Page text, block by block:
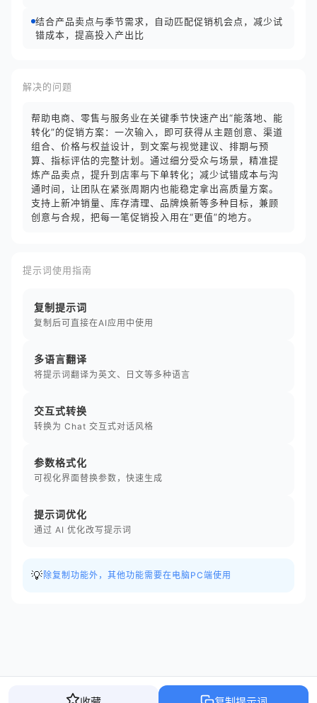
结合产品卖点与季节需求，自动匹配促销机会点，减少试
错成本，提高投入产出比
解决的问题
帮助电商、零售与服务业在关键季节快速产出“能落地、能
转化”的促销方案：一次输入，即可获得从主题创意、渠道
组合、价格与权益设计，到文案与视觉建议、排期与预
算、指标评估的完整计划。通过细分受众与场景，精准提
炼产品卖点，提升到店率与下单转化；减少试错成本与沟
通时间，让团队在紧张周期内也能稳定拿出高质量方案。
支持上新冲销量、库存清理、品牌焕新等多种目标，兼顾
创意与合规，把每一笔促销投入用在“更值”的地方。
提示词使用指南
复制提示词
复制后可直接在AI应用中使用
多语言翻译
将提示词翻译为英文、日文等多种语言
交互式转换
转换为 Chat 交互式对话风格
参数格式化
可视化界面替换参数，快速生成
提示词优化
通过 AI 优化改写提示词
💡 除复制功能外，其他功能需要在电脑PC端使用